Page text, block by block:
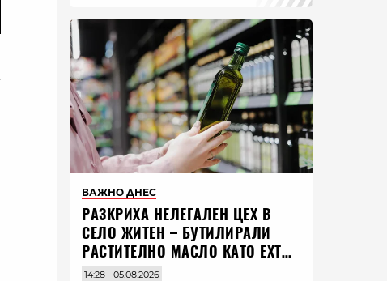
ВАЖНО ДНЕС
РАЗКРИХА НЕЛЕГАЛЕН ЦЕХ В
СЕЛО ЖИТЕН – БУТИЛИРАЛИ
РАСТИТЕЛНО МАСЛО КАТО EXTRA
VIRGIN ЗЕХТИН
14:28 - 05.08.2026